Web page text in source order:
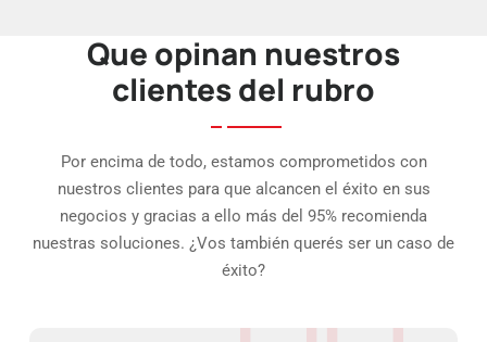
Que opinan nuestros
clientes del rubro
Por encima de todo, estamos comprometidos con
nuestros clientes para que alcancen el éxito en sus
negocios y gracias a ello más del 95% recomienda
nuestras soluciones. ¿Vos también querés ser un caso de
éxito?